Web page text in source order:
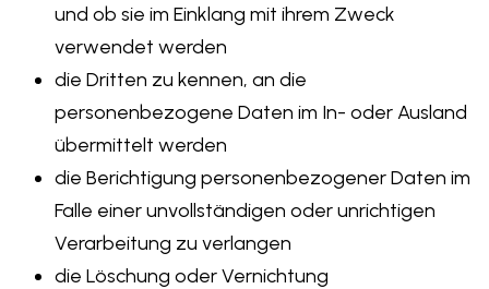
und ob sie im Einklang mit ihrem Zweck
verwendet werden
die Dritten zu kennen, an die
personenbezogene Daten im In- oder Ausland
übermittelt werden
die Berichtigung personenbezogener Daten im
Falle einer unvollständigen oder unrichtigen
Verarbeitung zu verlangen
die Löschung oder Vernichtung